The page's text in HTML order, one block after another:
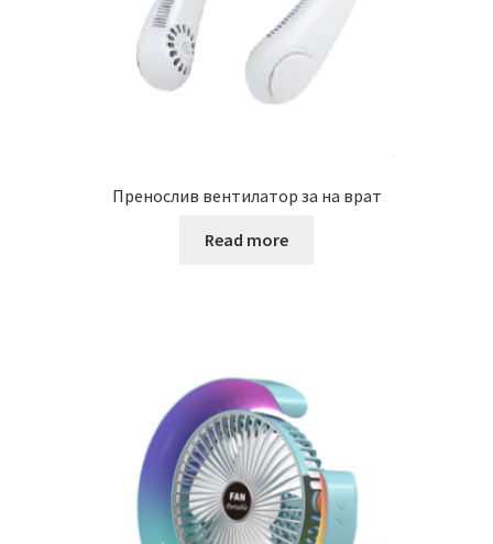
Пренослив вентилатор за на врат
Read more